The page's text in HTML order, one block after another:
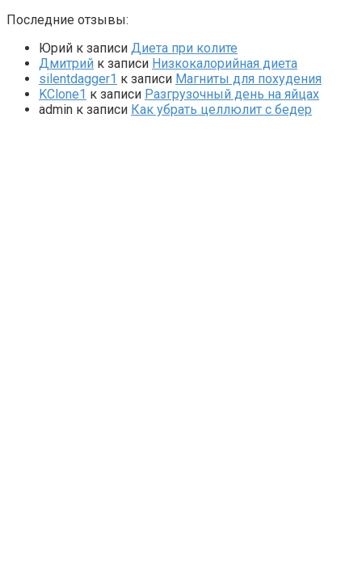
Последние отзывы:
Юрий к записи Диета при колите
Дмитрий к записи Низкокалорийная диета
silentdagger1 к записи Магниты для похудения
KClone1 к записи Разгрузочный день на яйцах
admin к записи Как убрать целлюлит с бедер